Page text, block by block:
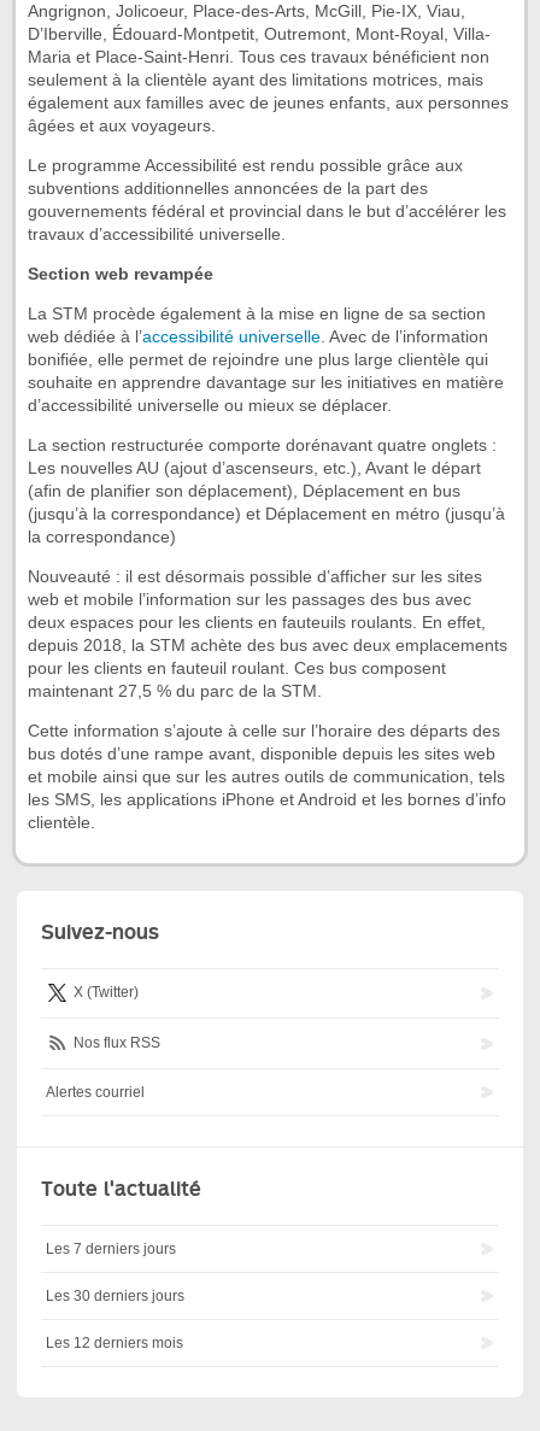
Angrignon, Jolicoeur, Place-des-Arts, McGill, Pie-IX, Viau,
D’Iberville, Édouard-Montpetit, Outremont, Mont-Royal, Villa-
Maria et Place-Saint-Henri. Tous ces travaux bénéficient non
seulement à la clientèle ayant des limitations motrices, mais
également aux familles avec de jeunes enfants, aux personnes
âgées et aux voyageurs.
Le programme Accessibilité est rendu possible grâce aux
subventions additionnelles annoncées de la part des
gouvernements fédéral et provincial dans le but d’accélérer les
travaux d’accessibilité universelle.
Section web revampée
La STM procède également à la mise en ligne de sa section
web dédiée à l’accessibilité universelle. Avec de l’information
bonifiée, elle permet de rejoindre une plus large clientèle qui
souhaite en apprendre davantage sur les initiatives en matière
d’accessibilité universelle ou mieux se déplacer.
La section restructurée comporte dorénavant quatre onglets :
Les nouvelles AU (ajout d’ascenseurs, etc.), Avant le départ
(afin de planifier son déplacement), Déplacement en bus
(jusqu’à la correspondance) et Déplacement en métro (jusqu’à
la correspondance)
Nouveauté : il est désormais possible d’afficher sur les sites
web et mobile l’information sur les passages des bus avec
deux espaces pour les clients en fauteuils roulants. En effet,
depuis 2018, la STM achète des bus avec deux emplacements
pour les clients en fauteuil roulant. Ces bus composent
maintenant 27,5 % du parc de la STM.
Cette information s’ajoute à celle sur l’horaire des départs des
bus dotés d’une rampe avant, disponible depuis les sites web
et mobile ainsi que sur les autres outils de communication, tels
les SMS, les applications iPhone et Android et les bornes d’info
clientèle.
Suivez-nous
X (Twitter)
Nos flux RSS
Alertes courriel
Toute l'actualité
Les 7 derniers jours
Les 30 derniers jours
Les 12 derniers mois